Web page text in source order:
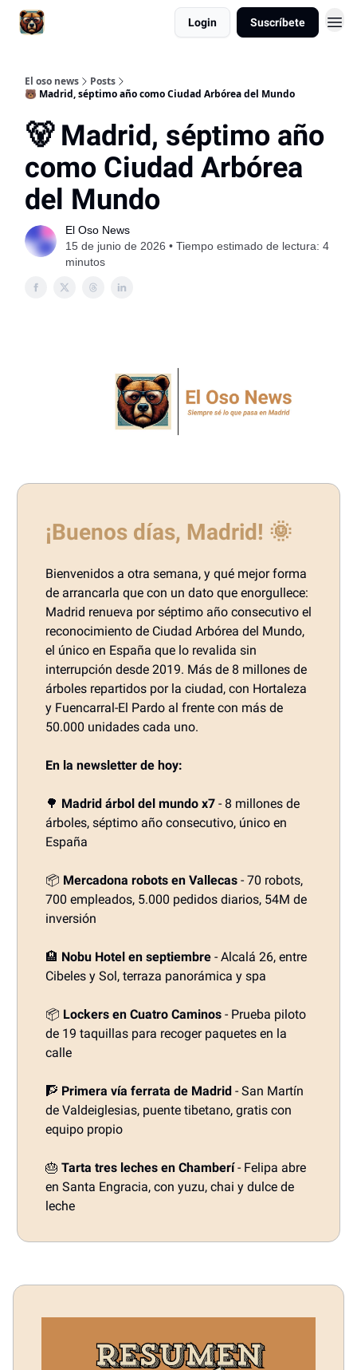
Login Suscríbete
El oso news
Posts
🐻 Madrid, séptimo año como Ciudad Arbórea del Mundo
🐻 Madrid, séptimo año
como Ciudad Arbórea
del Mundo
El Oso News
15 de junio de 2026 • Tiempo estimado de lectura: 4
minutos
¡Buenos días, Madrid! 🌞
Bienvenidos a otra semana, y qué mejor forma
de arrancarla que con un dato que enorgullece:
Madrid renueva por séptimo año consecutivo el
reconocimiento de Ciudad Arbórea del Mundo,
el único en España que lo revalida sin
interrupción desde 2019. Más de 8 millones de
árboles repartidos por la ciudad, con Hortaleza
y Fuencarral-El Pardo al frente con más de
50.000 unidades cada uno.
En la newsletter de hoy:
🌳 Madrid árbol del mundo x7 - 8 millones de
árboles, séptimo año consecutivo, único en
España
📦 Mercadona robots en Vallecas - 70 robots,
700 empleados, 5.000 pedidos diarios, 54M de
inversión
🏨 Nobu Hotel en septiembre - Alcalá 26, entre
Cibeles y Sol, terraza panorámica y spa
📦 Lockers en Cuatro Caminos - Prueba piloto
de 19 taquillas para recoger paquetes en la
calle
🧗 Primera vía ferrata de Madrid - San Martín
de Valdeiglesias, puente tibetano, gratis con
equipo propio
🎂 Tarta tres leches en Chamberí- Felipa abre
en Santa Engracia, con yuzu, chai y dulce de
leche